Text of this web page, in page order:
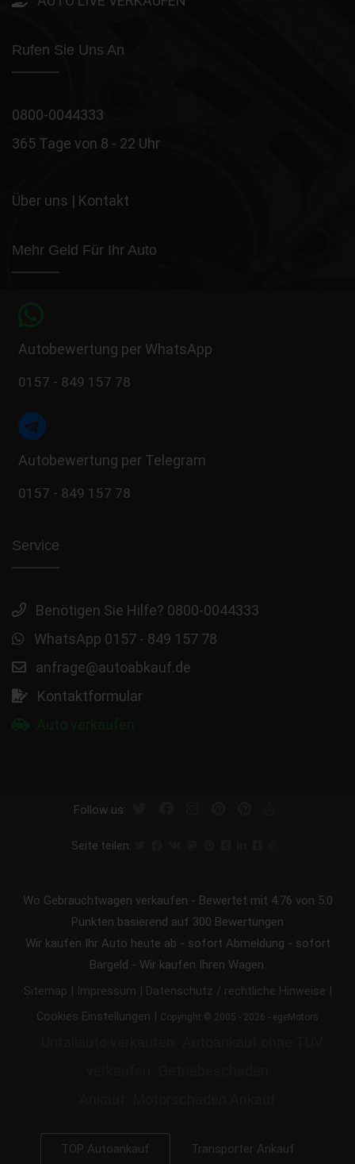
Rufen Sie Uns An
0800-0044333
365 Tage von 8 - 22 Uhr
Über uns | Kontakt
Mehr Geld Für Ihr Auto
Autobewertung per WhatsApp
0157 - 849 157 78
Autobewertung per Telegram
0157 - 849 157 78
Service
Benötigen Sie Hilfe? 0800-0044333
WhatsApp 0157 - 849 157 78
anfrage@autoabkauf.de
Kontaktformular
Follow us:
Seite teilen:
Wo Gebrauchtwagen verkaufen - Bewertet mit 4.76 von 5.0
Punkten basierend auf 300 Bewertungen
Wir kaufen Ihr Auto heute ab - sofort Abmeldung - sofort
Bargeld - Wir kaufen Ihren Wagen.
Sitemap | Impressum | Datenschutz / rechtliche Hinweise |
Cookies Einstellungen | Copyright © 2005 - 2026 - egeMotors
TOP Autoankauf Transporter Ankauf